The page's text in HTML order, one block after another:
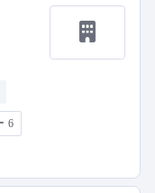
6